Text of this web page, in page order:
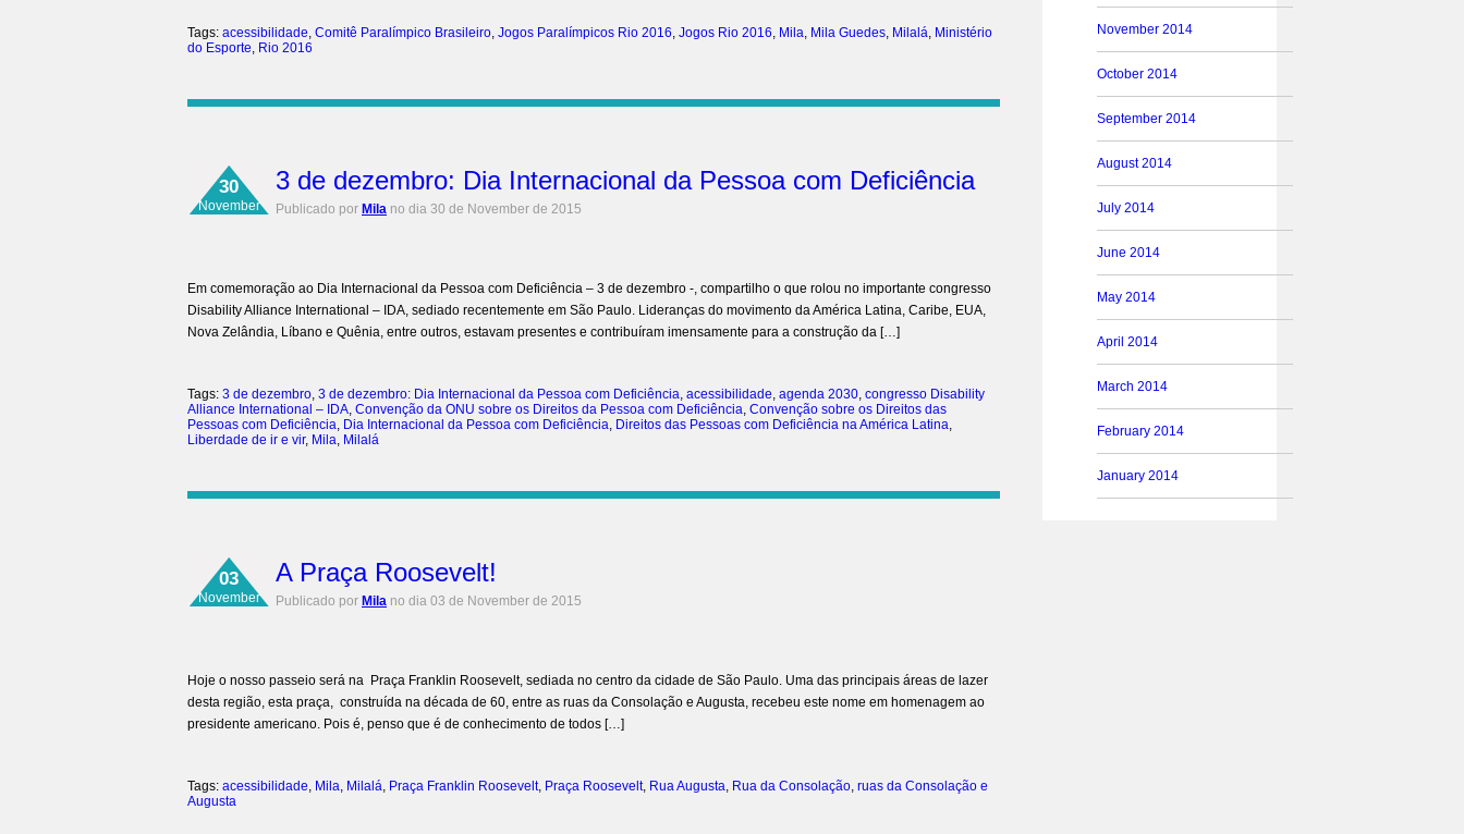
Tags: acessibilidade, Comitê Paralímpico Brasileiro, Jogos Paralímpicos Rio 2016, Jogos Rio 2016, Mila, Mila Guedes, Milalá, Ministério
do Esporte, Rio 2016
30
November
3 de dezembro: Dia Internacional da Pessoa com Deficiência
Publicado por Mila no dia 30 de November de 2015
Em comemoração ao Dia Internacional da Pessoa com Deficiência – 3 de dezembro -, compartilho o que rolou no importante congresso
Disability Alliance International – IDA, sediado recentemente em São Paulo. Lideranças do movimento da América Latina, Caribe, EUA,
Nova Zelândia, Líbano e Quênia, entre outros, estavam presentes e contribuíram imensamente para a construção da […]
Tags: 3 de dezembro, 3 de dezembro: Dia Internacional da Pessoa com Deficiência, acessibilidade, agenda 2030, congresso Disability
Alliance International – IDA, Convenção da ONU sobre os Direitos da Pessoa com Deficiência, Convenção sobre os Direitos das
Pessoas com Deficiência, Dia Internacional da Pessoa com Deficiência, Direitos das Pessoas com Deficiência na América Latina,
Liberdade de ir e vir, Mila, Milalá
03
November
A Praça Roosevelt!
Publicado por Mila no dia 03 de November de 2015
Hoje o nosso passeio será na Praça Franklin Roosevelt, sediada no centro da cidade de São Paulo. Uma das principais áreas de lazer
desta região, esta praça, construída na década de 60, entre as ruas da Consolação e Augusta, recebeu este nome em homenagem ao
presidente americano. Pois é, penso que é de conhecimento de todos […]
Tags: acessibilidade, Mila, Milalá, Praça Franklin Roosevelt, Praça Roosevelt, Rua Augusta, Rua da Consolação, ruas da Consolação e
Augusta
November 2014
October 2014
September 2014
August 2014
July 2014
June 2014
May 2014
April 2014
March 2014
February 2014
January 2014